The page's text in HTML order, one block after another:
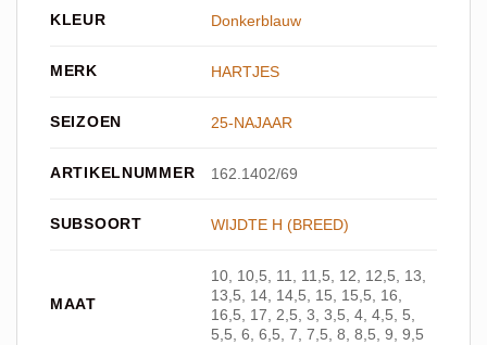
KLEUR Donkerblauw
MERK HARTJES
SEIZOEN 25-NAJAAR
ARTIKELNUMMER 162.1402/69
SUBSOORT WIJDTE H (BREED)
MAAT
10, 10,5, 11, 11,5, 12, 12,5, 13,
13,5, 14, 14,5, 15, 15,5, 16,
16,5, 17, 2,5, 3, 3,5, 4, 4,5, 5,
5,5, 6, 6,5, 7, 7,5, 8, 8,5, 9, 9,5